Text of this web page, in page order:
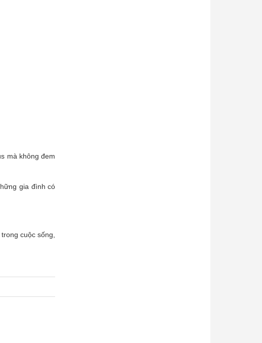
mà không đem
gia đình có
cuộc sống,